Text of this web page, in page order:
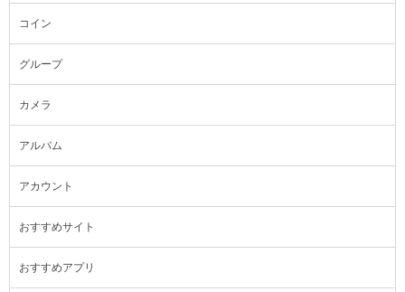
コイン
グループ
カメラ
アルバム
アカウント
おすすめサイト
おすすめアプリ